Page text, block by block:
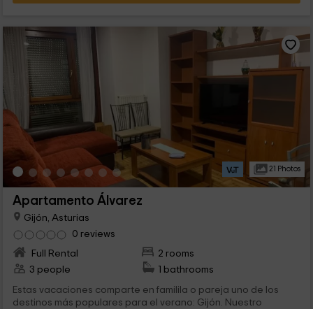
21 Photos
Apartamento Álvarez
Gijón, Asturias
0 reviews
Full Rental
2 rooms
3 people
1 bathrooms
Estas vacaciones comparte en familila o pareja uno de los
destinos más populares para el verano: Gijón. Nuestro